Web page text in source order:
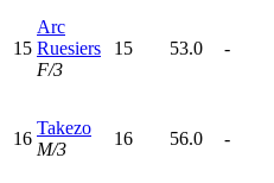
15
Arc
Ruesiers
F/3
15 53.0 -
16
Takezo
M/3
16 56.0 -